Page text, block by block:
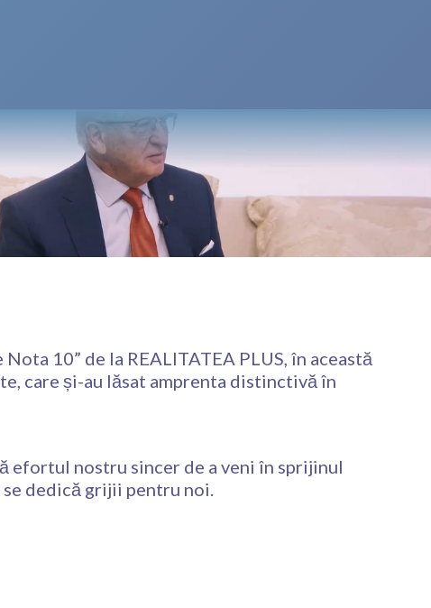
10” de la REALITATEA PLUS, în această
care și-au lăsat amprenta distinctivă în
efortul nostru sincer de a veni în sprijinul
dedică grijii pentru noi.